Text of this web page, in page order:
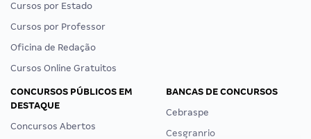
Cursos por Estado
Cursos por Professor
Oficina de Redação
Cursos Online Gratuitos
CONCURSOS PÚBLICOS EM
DESTAQUE
Concursos Abertos
BANCAS DE CONCURSOS
Cebraspe
Cesgranrio